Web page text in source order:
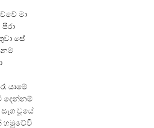
මා
සේ
යාමේ
දෙන්නම්
වූයේ
හමුවේවී